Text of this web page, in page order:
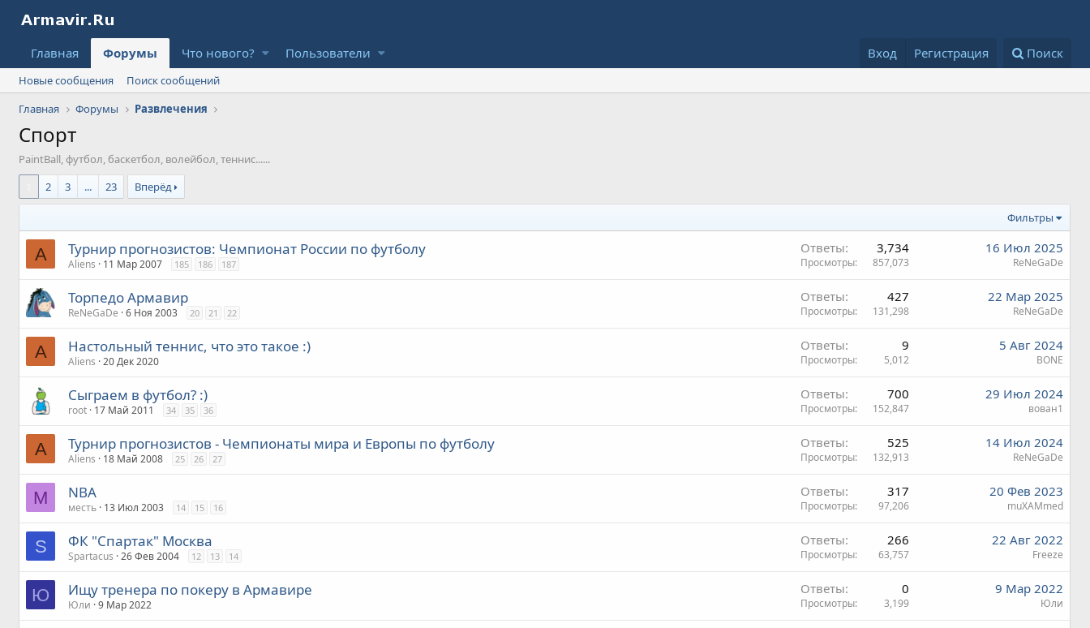
Главная Форумы Что нового? Пользователи Вход Регистрация Поиск
Новые сообщения
Поиск сообщений
Главная
Форумы Развлечения
Спорт
PaintBall, футбол, баскетбол, волейбол, теннис......
2 3 ... 23 Вперёд
Фильтры
A Турнир прогнозистов: Чемпионат России по футболу
Aliens 11 Мар 2007 185 186 187
Ответы 3,734
Просмотры 857,073
16 Июл 2025
ReNeGaDe
Торпедо Армавир
ReNeGaDe 6 Ноя 2003 20 21 22
Ответы 427
Просмотры 131,298
22 Мар 2025
ReNeGaDe
A Настольный теннис, что это такое :)
Aliens 20 Дек 2020
Ответы 9
Просмотры 5,012
5 Авг 2024
BONE
Сыграем в футбол? :)
root 17 Май 2011 34 35 36
Ответы 700
Просмотры 152,847
29 Июл 2024
вован1
A Турнир прогнозистов - Чемпионаты мира и Европы по футболу
Aliens 18 Май 2008 25 26 27
Ответы 525
Просмотры 132,913
14 Июл 2024
ReNeGaDe
М NBA
месть 13 Июл 2003 14 15 16
Ответы 317
Просмотры 97,206
20 Фев 2023
muXAMmed
S ФК "Спартак" Москва
Spartacus 26 Фев 2004 12 13 14
Ответы 266
Просмотры 63,757
22 Авг 2022
Freeze
Ю Ищу тренера по покеру в Армавире
Юли 9 Мар 2022
Ответы 0
Просмотры 3,199
9 Мар 2022
Юли